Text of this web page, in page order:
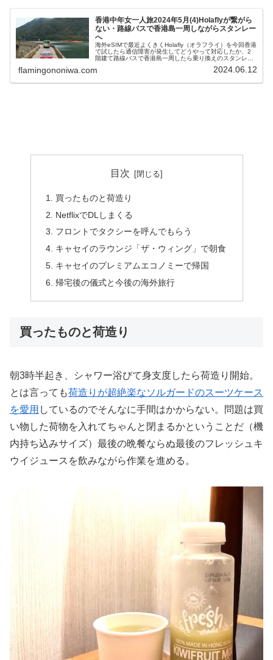
香港中年女一人旅2024年5月(4)Holaflyが繋がら
ない・路線バスで香港島一周しながらスタンレー
へ
海外eSIMで最近よくきくHolafly（オラフライ）を今回香港
で試したら通信障害が発生してどうやって対応したか、2
階建て路線バスで香港島一周したら乗り換えのスタンレー
すすめトイレ場所も。
flamingononiwa.com 2024.06.12
目次
買ったものと荷造り
NetflixでDLしまくる
フロントでタクシーを呼んでもらう
キャセイのラウンジ「ザ・ウィング」で朝食
キャセイのプレミアムエコノミーで帰国
帰宅後の儀式と今後の海外旅行
買ったものと荷造り
朝3時半起き、シャワー浴びて身支度したら荷造り開始。
とは言っても荷造りが超絶楽なソルガードのスーツケース
を愛用 しているのでそんなに手間はかからない。問題は買
い物した荷物を入れてちゃんと閉まるかということだ（機
内持ち込みサイズ）最後の晩餐ならぬ最後のフレッシュキ
ウイジュースを飲みながら作業を進める。